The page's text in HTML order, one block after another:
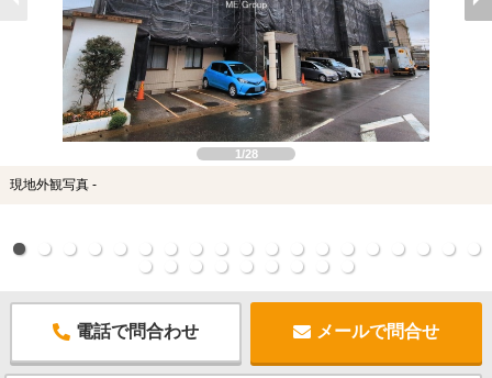
1/28
現地外観写真 -
電話で問合わせ メールで問合せ